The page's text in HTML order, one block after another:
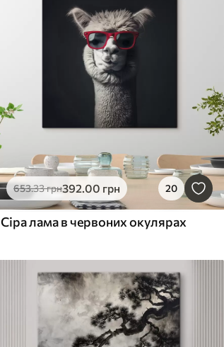
653.33грн392.00 грн 20
Сіра лама в червоних окулярах